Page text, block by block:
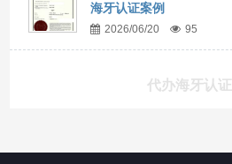
海牙认证案例
2026/06/20 95
代办海牙认证